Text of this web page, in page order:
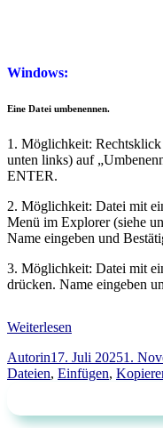
Windows:
Eine Datei umbenennen.
1. Möglichkeit:
unten links) auf
ENTER.
2. Möglichkeit: Datei mit
Menü im Explorer (siehe
Name eingeben und
3. Möglichkeit: Datei mit
drücken. Name eingeben
Weiterlesen
Autor
AutorinVeröffentlicht
am
17. Juli 20251.
Dateien, Einfügen,